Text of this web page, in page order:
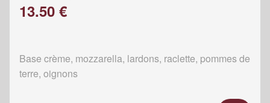
13.50 €
Base crème, mozzarella, lardons, raclette, pommes de
terre, oignons